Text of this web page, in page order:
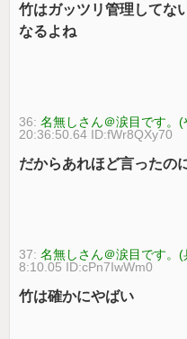
竹はガッツリ管理してな
なるよね
36:名無しさん＠涙目です。
20:36:50.64 ID:fWr8QXy70
だからあれほど言ったの
37:名無しさん＠涙目です。(
8:10.05 ID:cPn7IwWm0
竹は確かにやばい